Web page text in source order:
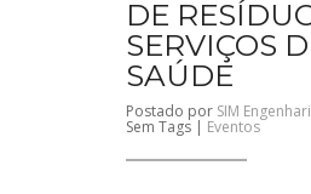
DE
SERVIÇOS
SAÚDE
Postado por SIM
Sem Tags | Eventos